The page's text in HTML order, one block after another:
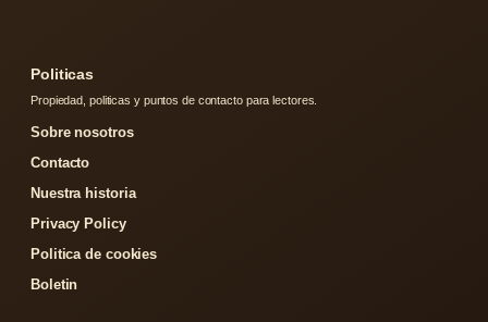
Politicas
Propiedad, politicas y puntos de contacto para lectores.
Sobre nosotros
Contacto
Nuestra historia
Privacy Policy
Politica de cookies
Boletin